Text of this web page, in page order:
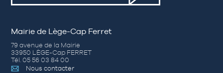
Mairie de Lège-Cap Ferret
79 avenue de la Mairie
33950 LÈGE-Cap FERRET
Tél. 05 56 03 84 00
Nous contacter